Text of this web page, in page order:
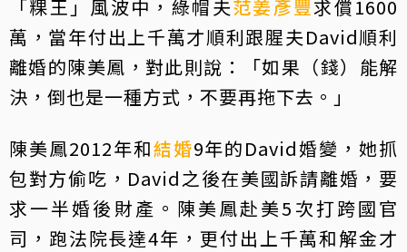
「粿王」風波中，綠帽夫范姜彥豐求償1600
萬，當年付出上千萬才順利跟腥夫David順利
離婚的陳美鳳，對此則說：「如果（錢）能解
決，倒也是一種方式，不要再拖下去。」
陳美鳳2012年和結婚9年的David婚變，她抓
包對方偷吃，David之後在美國訴請離婚，要
求一半婚後財產。陳美鳳赴美5次打跨國官
司，跑法院長達4年，更付出上千萬和解金才